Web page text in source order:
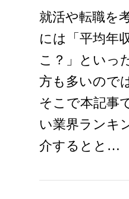
就活や転職を
には「平均年
こ？」といっ
方も多いので
そこで本記事
い業界ランキ
介するとと…